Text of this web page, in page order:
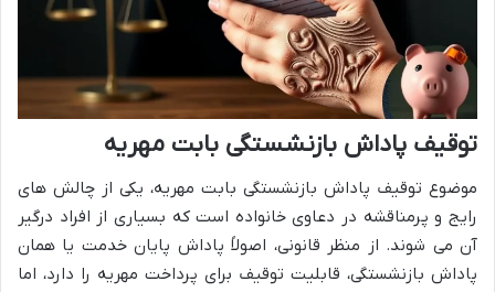
توقیف پاداش بازنشستگی بابت مهریه
موضوع توقیف پاداش بازنشستگی بابت مهریه، یکی از چالش های
رایج و پرمناقشه در دعاوی خانواده است که بسیاری از افراد درگیر
آن می شوند. از منظر قانونی، اصولاً پاداش پایان خدمت یا همان
پاداش بازنشستگی، قابلیت توقیف برای پرداخت مهریه را دارد، اما